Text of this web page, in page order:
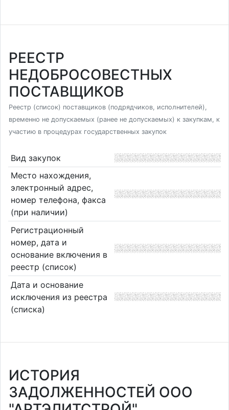
РЕЕСТР
НЕДОБРОСОВЕСТНЫХ
ПОСТАВЩИКОВ
Реестр (список) поставщиков (подрядчиков, исполнителей),
временно не допускаемых (ранее не допускаемых) к закупкам, к
участию в процедурах государственных закупок
Вид закупок
Место нахождения,
электронный адрес,
номер телефона, факса
(при наличии)
Регистрационный
номер, дата и
основание включения в
реестр (список)
Дата и основание
исключения из реестра
(списка)
ИСТОРИЯ
ЗАДОЛЖЕННОСТЕЙ ООО